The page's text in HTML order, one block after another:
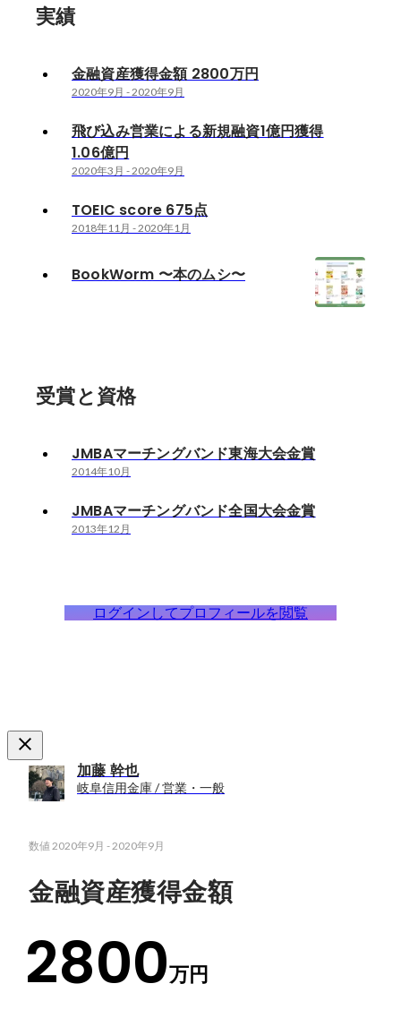
実績
金融資産獲得金額 2800万円
2020年9月 -2020年9月
飛び込み営業による新規融資1億円獲得
1.06億円
2020年3月 -2020年9月
TOEIC score 675点
2018年11月 -2020年1月
BookWorm 〜本のムシ〜
受賞と資格
JMBAマーチングバンド東海大会金賞
2014年10月
JMBAマーチングバンド全国大会金賞
2013年12月
ログインしてプロフィールを閲覧
加藤 幹也
岐阜信用金庫 / 営業・一般
数値 2020年9月 -2020年9月
金融資産獲得金額
2800万円